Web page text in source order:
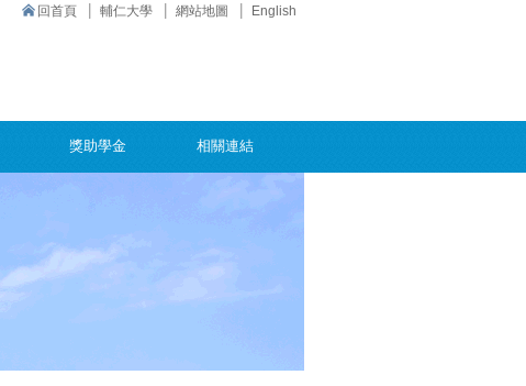
回首頁 輔仁大學 網站地圖 English
獎助學金 相關連結